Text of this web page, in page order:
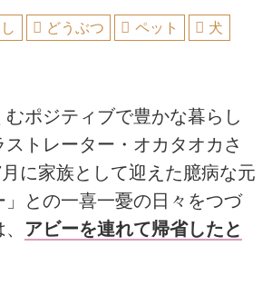
どうぶつ ペット
犬
ポジティブで豊かな暮らし
ストレーター・オカタオカさ
に家族として迎えた臆病な元
」との一喜一憂の日々をつづ
アビーを連れて帰省したと